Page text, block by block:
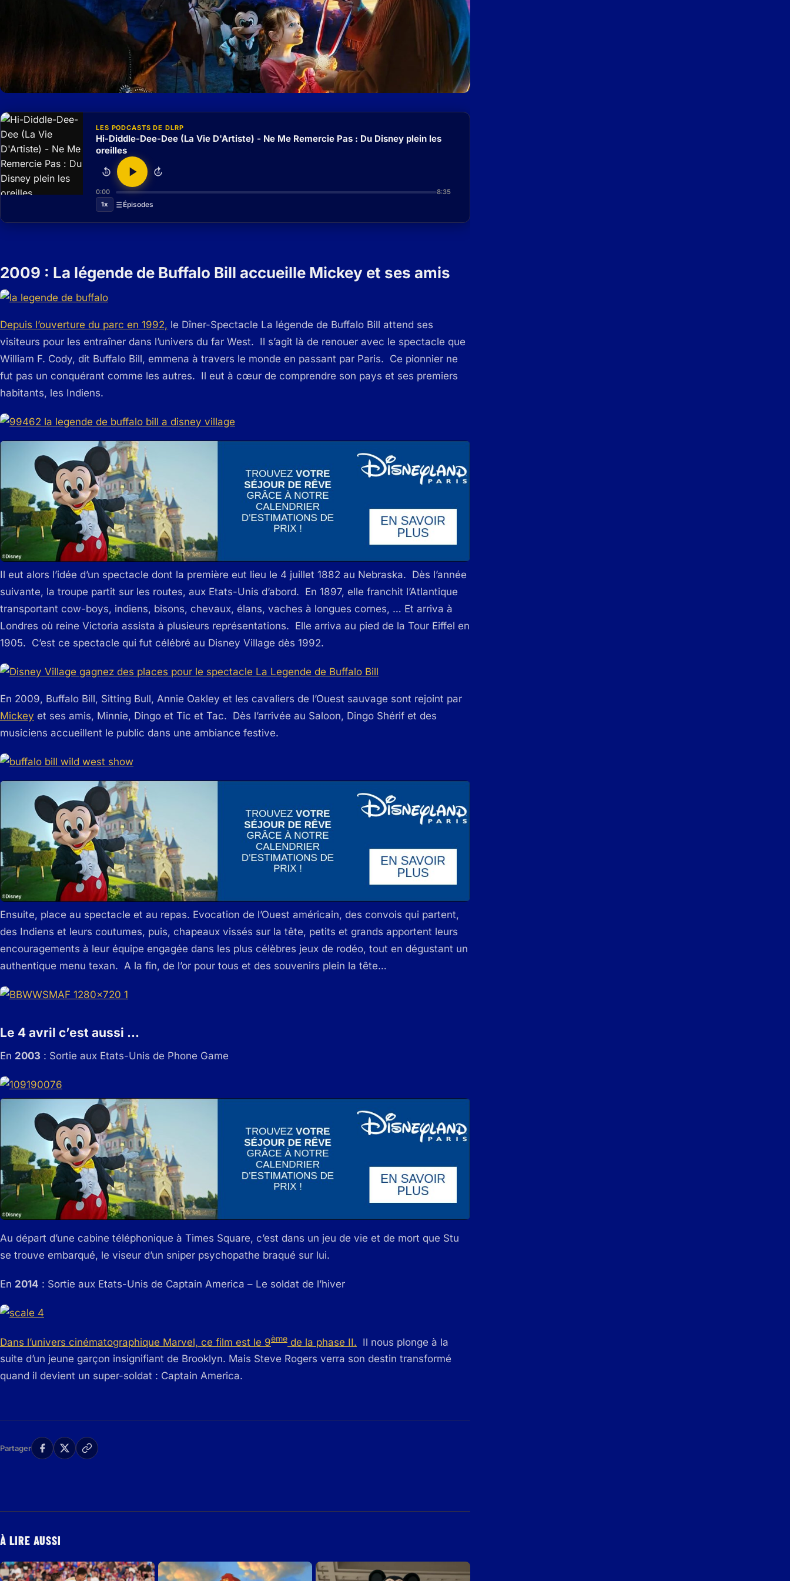
LES PODCASTS DE DLRP
Hi-Diddle-Dee-Dee (La Vie D'Artiste) - Ne Me Remercie Pas : Du Disney plein les
oreilles
15 15
0:00
8:35
1x
Épisodes
2009 : La légende de Buffalo Bill accueille Mickey et ses amis
Depuis l’ouverture du parc en 1992, le Dîner-Spectacle La légende de Buffalo Bill attend ses
visiteurs pour les entraîner dans l’univers du far West. Il s’agit là de renouer avec le spectacle que
William F. Cody, dit Buffalo Bill, emmena à travers le monde en passant par Paris. Ce pionnier ne
fut pas un conquérant comme les autres. Il eut à cœur de comprendre son pays et ses premiers
habitants, les Indiens.
Il eut alors l’idée d’un spectacle dont la première eut lieu le 4 juillet 1882 au Nebraska. Dès l’année
suivante, la troupe partit sur les routes, aux Etats-Unis d’abord. En 1897, elle franchit l’Atlantique
transportant cow-boys, indiens, bisons, chevaux, élans, vaches à longues cornes, … Et arriva à
Londres où reine Victoria assista à plusieurs représentations. Elle arriva au pied de la Tour Eiffel en
1905. C’est ce spectacle qui fut célébré au Disney Village dès 1992.
En 2009, Buffalo Bill, Sitting Bull, Annie Oakley et les cavaliers de l’Ouest sauvage sont rejoint par
Mickey et ses amis, Minnie, Dingo et Tic et Tac. Dès l’arrivée au Saloon, Dingo Shérif et des
musiciens accueillent le public dans une ambiance festive.
Ensuite, place au spectacle et au repas. Evocation de l’Ouest américain, des convois qui partent,
des Indiens et leurs coutumes, puis, chapeaux vissés sur la tête, petits et grands apportent leurs
encouragements à leur équipe engagée dans les plus célèbres jeux de rodéo, tout en dégustant un
authentique menu texan. A la fin, de l’or pour tous et des souvenirs plein la tête…
Le 4 avril c’est aussi …
En 2003 : Sortie aux Etats-Unis de Phone Game
Au départ d’une cabine téléphonique à Times Square, c’est dans un jeu de vie et de mort que Stu
se trouve embarqué, le viseur d’un sniper psychopathe braqué sur lui.
En 2014 : Sortie aux Etats-Unis de Captain America – Le soldat de l’hiver
Dans l’univers cinématographique Marvel, ce film est le 9ème de la phase II. Il nous plonge à la
suite d’un jeune garçon insignifiant de Brooklyn. Mais Steve Rogers verra son destin transformé
quand il devient un super-soldat : Captain America.
Partager
À LIRE AUSSI